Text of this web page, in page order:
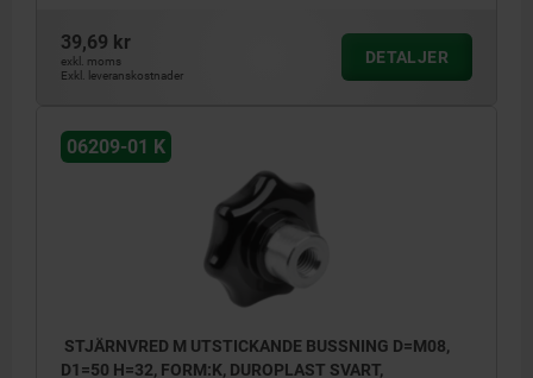
39,69 kr
exkl. moms
Exkl. leveranskostnader
DETALJER
06209-01 K
STJÄRNVRED M UTSTICKANDE BUSSNING D=M08,
D1=50 H=32, FORM:K, DUROPLAST SVART,